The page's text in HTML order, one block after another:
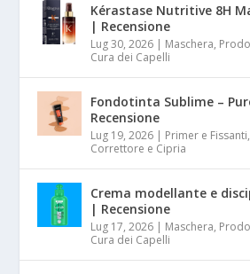
Kérastase Nutritive 8H
| Recensione
Lug 30, 2026 | Maschera,
Cura dei Capelli
Fondotinta Sublime –
Recensione
Lug 19, 2026 | Primer e
Correttore e Cipria
Crema modellante e
| Recensione
Lug 17, 2026 | Maschera,
Cura dei Capelli